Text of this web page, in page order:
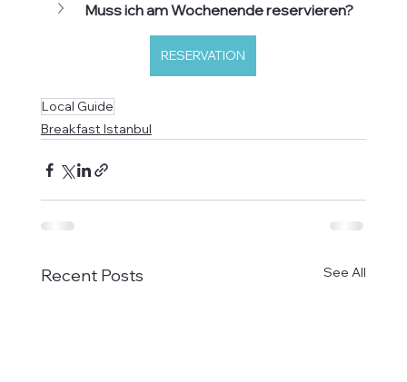
Muss ich am Wochenende reservieren?
RESERVATION
Local Guide
Breakfast Istanbul
Recent Posts See All